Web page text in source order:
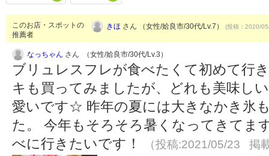
このお店・スポットの
推薦者
きほ さん （女性/姶良市/30代/Lv.7） (投稿：2020/
なっちゃん さん （女性/姶良市/30代/Lv.3）
ブリュレスフレが食べたくて初めて行
キも買ってみましたが、どれも美味し
愛いです☆ 昨年の夏には大きなかき氷
た。 今年もそろそろ暑くなってきてま
べに行きたいです！
（投稿:2021/05/23 掲